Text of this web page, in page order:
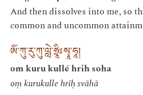
And then dissolves into me, so
common and uncommon
ཨོཾ་ཀུ་རུ་ཀུ་ལླེ་ཧྲཱིཿསྭཱ་ཧཱ།
om kuru kullé hrih soha
oṃ kurukulle hrīḥ svāhā